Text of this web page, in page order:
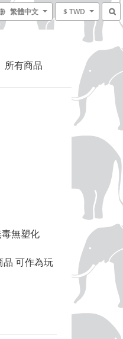
繁體中文 $ TWD
所有商品
無塑化
可作為玩